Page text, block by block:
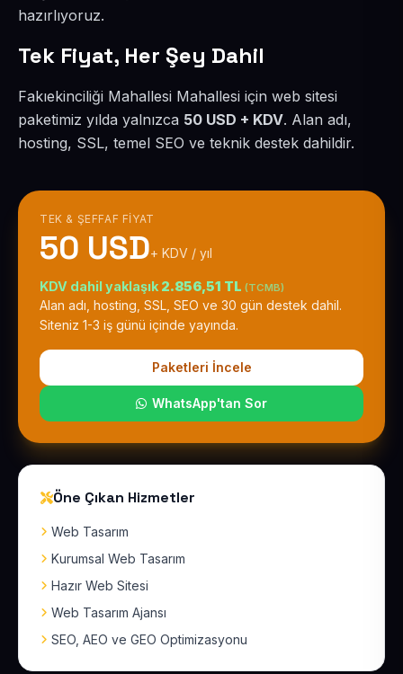
hazırlıyoruz.
Tek Fiyat, Her Şey Dahil
Fakıekinciliği Mahallesi Mahallesi için web sitesi
paketimiz yılda yalnızca 50 USD + KDV. Alan adı,
hosting, SSL, temel SEO ve teknik destek dahildir.
TEK & ŞEFFAF FIYAT
50 USD+ KDV / yıl
KDV dahil yaklaşık 2.856,51 TL (TCMB)
Alan adı, hosting, SSL, SEO ve 30 gün destek dahil.
Siteniz 1-3 iş günü içinde yayında.
Paketleri İncele
WhatsApp'tan Sor
Öne Çıkan Hizmetler
Web Tasarım
Kurumsal Web Tasarım
Hazır Web Sitesi
Web Tasarım Ajansı
SEO, AEO ve GEO Optimizasyonu